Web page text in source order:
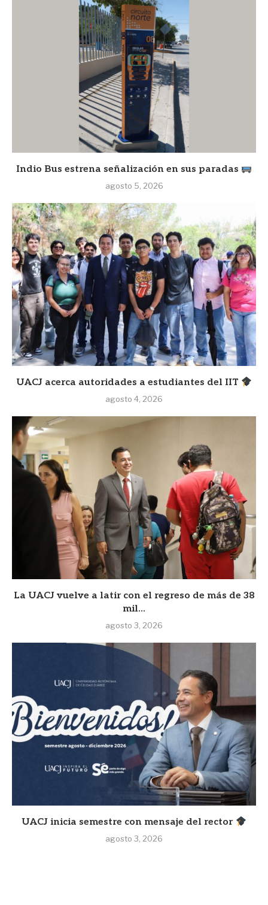
Indio Bus estrena señalización en sus paradas
agosto 5, 2026
UACJ acerca autoridades a estudiantes del IIT
agosto 4, 2026
La UACJ vuelve a latir con el regreso de más de 38
mil...
agosto 3, 2026
UACJ inicia semestre con mensaje del rector
agosto 3, 2026